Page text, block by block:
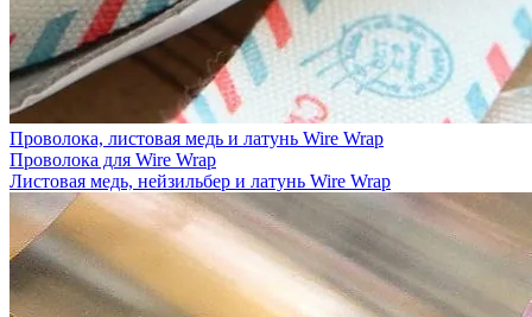
Проволока, листовая медь и латунь Wire Wrap
Проволока для Wire Wrap
Листовая медь, нейзильбер и латунь Wire Wrap